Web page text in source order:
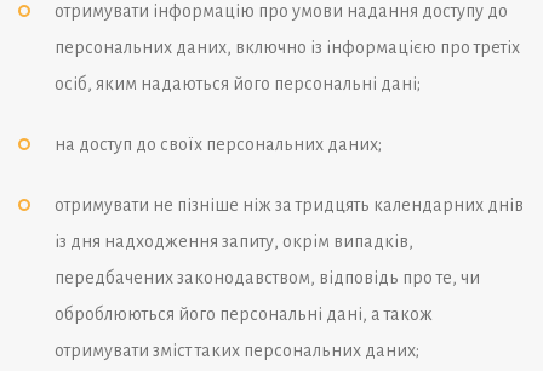
отримувати інформацію про умови надання доступу до
персональних даних, включно із інформацією про третіх
осіб, яким надаються його персональні дані;
на доступ до своїх персональних даних;
отримувати не пізніше ніж за тридцять календарних днів
із дня надходження запиту, окрім випадків,
передбачених законодавством, відповідь про те, чи
оброблюються його персональні дані, а також
отримувати зміст таких персональних даних;